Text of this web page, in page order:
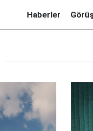
Haberler